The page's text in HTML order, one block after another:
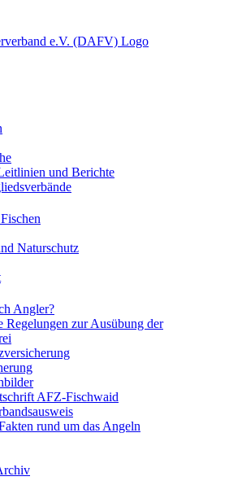
und Berichte
Naturschutz
Angler?
Regelungen zur Ausübung der
AFZ-Fischwaid
rund um das Angeln